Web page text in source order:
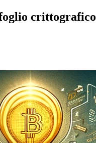
crittografico